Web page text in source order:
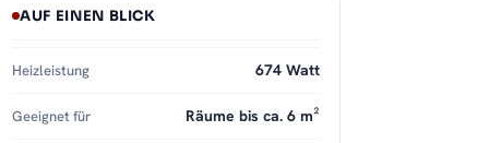
AUF EINEN BLICK
Heizleistung 674 Watt
Geeignet für Räume bis ca. 6 m²